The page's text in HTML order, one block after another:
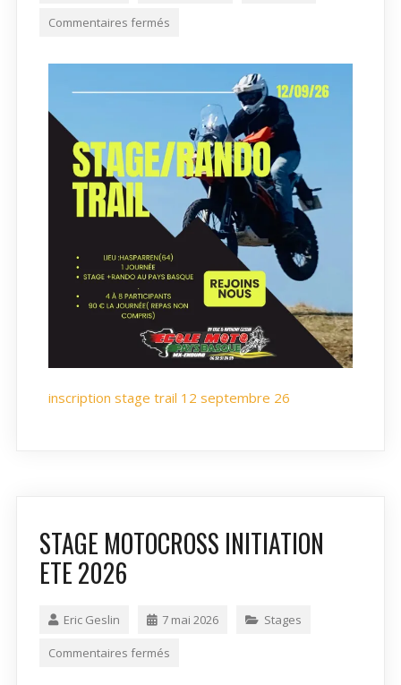
Commentaires fermés
inscription stage trail 12 septembre 26
STAGE MOTOCROSS INITIATION
ETE 2026
Eric Geslin 7 mai 2026 Stages
Commentaires fermés